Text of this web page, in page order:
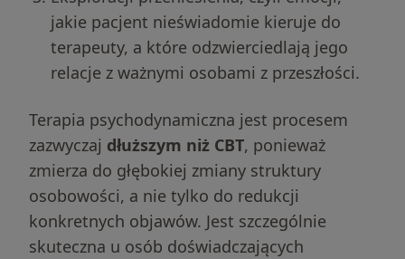
jakie pacjent nieświadomie kieruje do
terapeuty, a które odzwierciedlają jego
relacje z ważnymi osobami z przeszłości.
Terapia psychodynamiczna jest procesem
zazwyczaj dłuższym niż CBT, ponieważ
zmierza do głębokiej zmiany struktury
osobowości, a nie tylko do redukcji
konkretnych objawów. Jest szczególnie
skuteczna u osób doświadczających